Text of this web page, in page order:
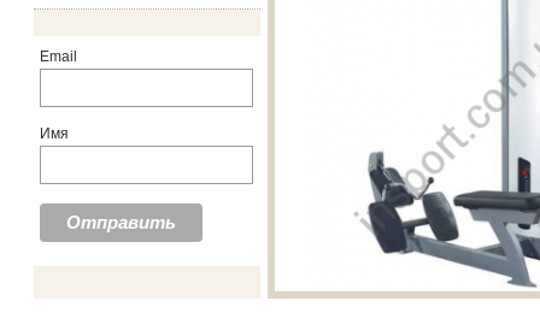
Email
Имя